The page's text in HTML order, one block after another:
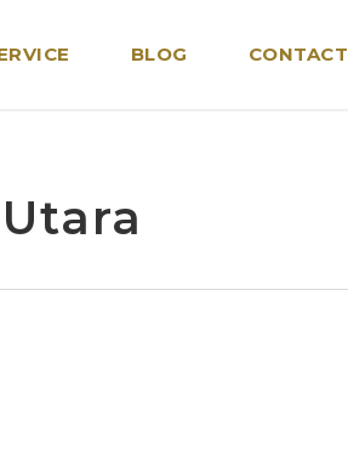
BLOG CONTACT